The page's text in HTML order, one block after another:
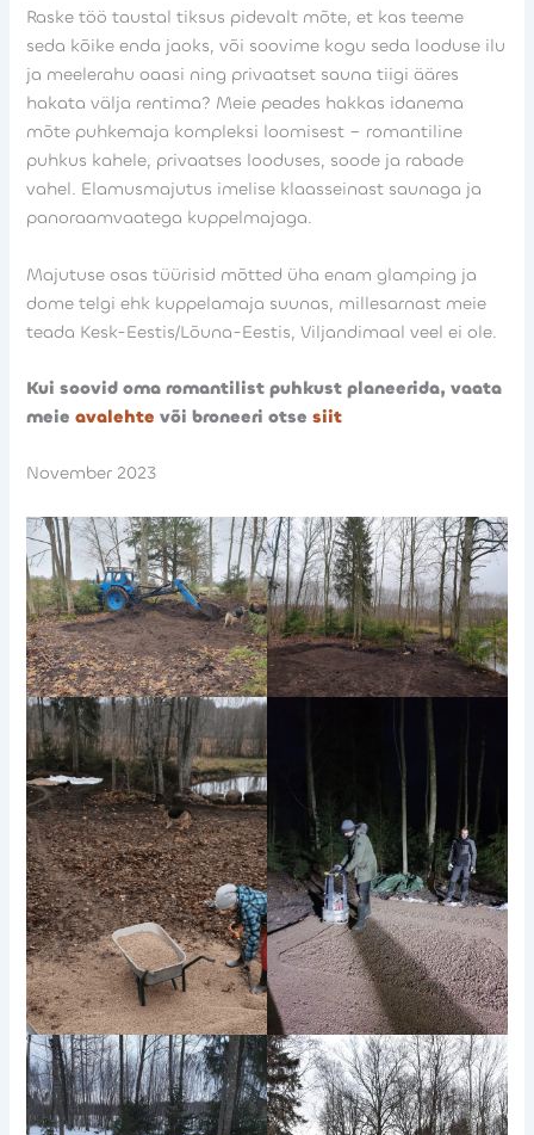
Raske töö taustal tiksus pidevalt mõte, et kas teeme
seda kõike enda jaoks, või soovime kogu seda looduse ilu
ja meelerahu oaasi ning privaatset sauna tiigi ääres
hakata välja rentima? Meie peades hakkas idanema
mõte puhkemaja kompleksi loomisest – romantiline
puhkus kahele, privaatses looduses, soode ja rabade
vahel. Elamusmajutus imelise klaasseinast saunaga ja
panoraamvaatega kuppelmajaga.
Majutuse osas tüürisid mõtted üha enam glamping ja
dome telgi ehk kuppelamaja suunas, millesarnast meie
teada Kesk-Eestis/Lõuna-Eestis, Viljandimaal veel ei ole.
Kui soovid oma romantilist puhkust planeerida, vaata
meieavalehte või broneeri otsesiit
November 2023